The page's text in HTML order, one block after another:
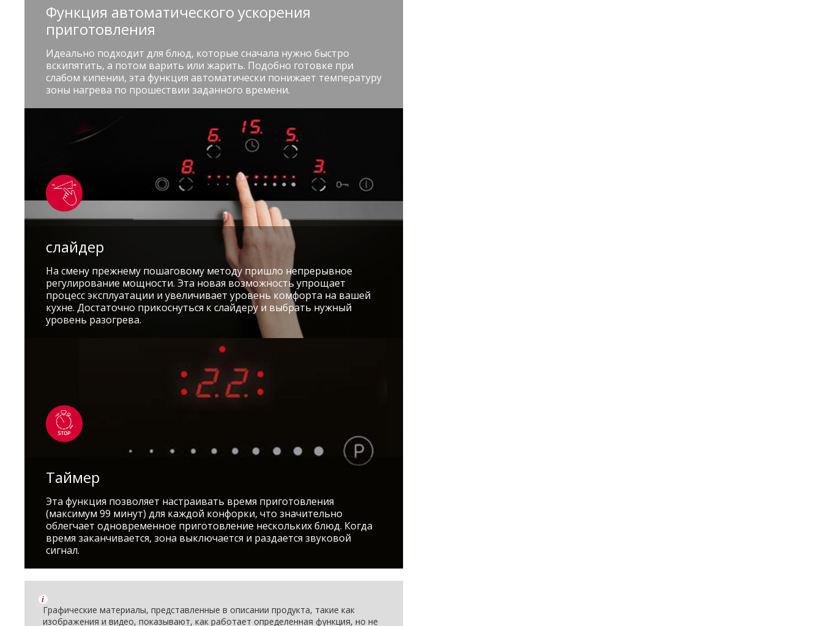
Функция автоматического ускорения
приготовления
Идеально подходит для блюд, которые сначала нужно быстро
вскипятить, а потом варить или жарить. Подобно готовке при
слабом кипении, эта функция автоматически понижает температуру
зоны нагрева по прошествии заданного времени.
слайдер
На смену прежнему пошаговому методу пришло непрерывное
регулирование мощности. Эта новая возможность упрощает
процесс эксплуатации и увеличивает уровень комфорта на вашей
кухне. Достаточно прикоснуться к слайдеру и выбрать нужный
уровень разогрева.
Таймер
Эта функция позволяет настраивать время приготовления
(максимум 99 минут) для каждой конфорки, что значительно
облегчает одновременное приготовление нескольких блюд. Когда
время заканчивается, зона выключается и раздается звуковой
сигнал.
i
Графические материалы, представленные в описании продукта, такие как
изображения и видео, показывают, как работает определенная функция, но не